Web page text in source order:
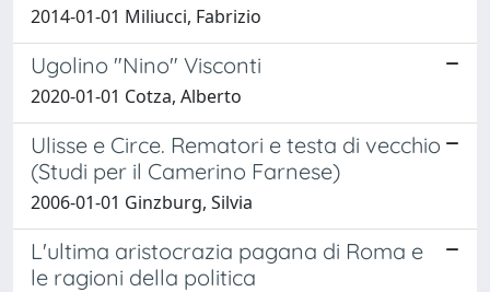
2014-01-01 Miliucci, Fabrizio
Ugolino "Nino" Visconti
2020-01-01 Cotza, Alberto
Ulisse e Circe. Rematori e testa di vecchio
(Studi per il Camerino Farnese)
2006-01-01 Ginzburg, Silvia
L'ultima aristocrazia pagana di Roma e
le ragioni della politica